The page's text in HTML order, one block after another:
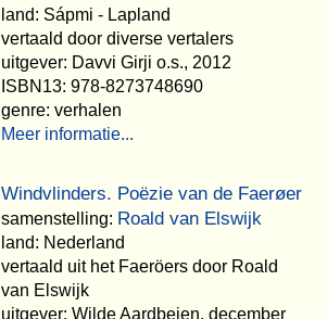
land: Sápmi - Lapland
vertaald door diverse vertalers
uitgever: Davvi Girji o.s., 2012
ISBN13: 978-8273748690
genre: verhalen
Meer informatie...
Windvlinders. Poëzie van de Faerøer
samenstelling: Roald van Elswijk
land: Nederland
vertaald uit het Faeröers door Roald
van Elswijk
uitgever: Wilde Aardbeien, december